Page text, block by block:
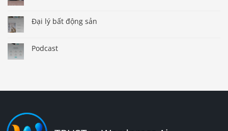
Đại lý bất động sản
Podcast